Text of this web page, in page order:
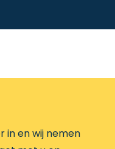
in en wij nemen